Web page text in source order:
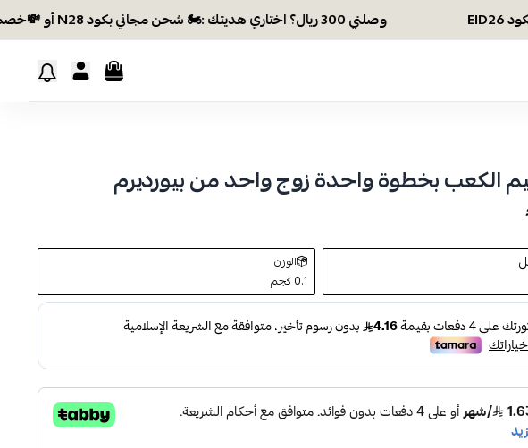
وصلتي 300 ريال؟ اختاري هديتك :🏍 شحن مجاني بكود N28 أو 💸خصم بكود EID26
الكعب بخطوة واحدة زوج واحد من بيورديرم
الوزن
0.1 كجم